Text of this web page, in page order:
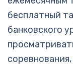
бесплатный
банковского